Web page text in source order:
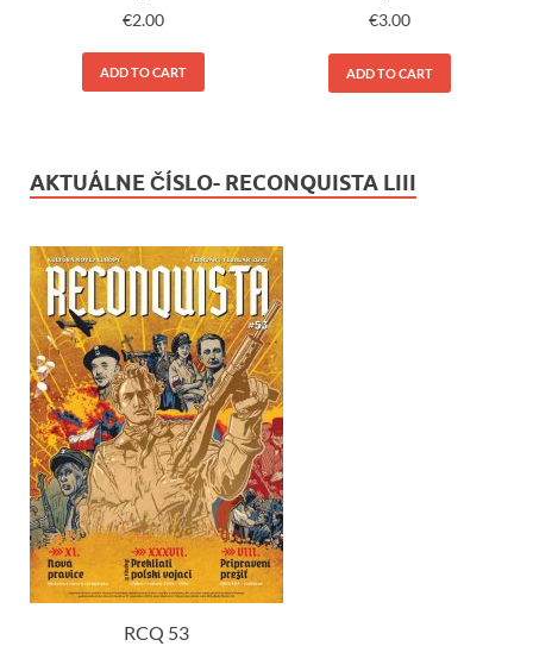
€2.00
ADD TO CART
€3.00
ADD TO CART
AKTUÁLNE ČÍSLO- RECONQUISTA LIII
RCQ 53